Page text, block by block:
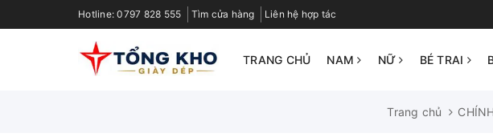
Hotline:0797 828 555 Tìm cửa hàng Liên hệ hợp tác
TRANG CHỦ NAM NỮ BÉ TRAI
Trang chủ